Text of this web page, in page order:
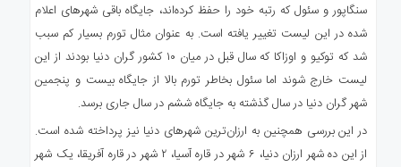
سنگاپور و سئول که رتبه خود را حفظ کرده‌اند، جایگاه باقی شهرهای اعلام
شده در این لیست تغییر یافته است. به عنوان مثال تورم بسیار کم سبب
شد که توکیو و اوزاکا که سال قبل در میان ۱۰ کشور گران دنیا بودند از این
لیست خارج شوند اما سئول بخاطر تورم بالا از جایگاه بیست و پنجمین
شهر گران دنیا در سال گذشته به جایگاه ششم در سال جاری برسد.
در این بررسی همچنین به ارزان‌ترین شهرهای دنیا نیز پرداخته شده است.
از این ده شهر ارزان دنیا، ۶ شهر در قاره آسیا، ۲ شهر در قاره آفریقا، یک شهر